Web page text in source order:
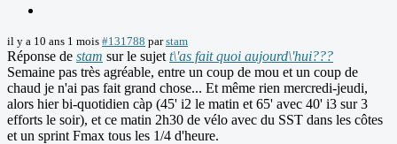
il y a 10 ans 1 mois #131788 parstam
Réponse de stam sur le sujet t\'as fait quoi aujourd\'hui???
Semaine pas très agréable, entre un coup de mou et un coup de
chaud je n'ai pas fait grand chose... Et même rien mercredi-jeudi,
alors hier bi-quotidien càp (45' i2 le matin et 65' avec 40' i3 sur 3
efforts le soir), et ce matin 2h30 de vélo avec du SST dans les côtes
et un sprint Fmax tous les 1/4 d'heure.